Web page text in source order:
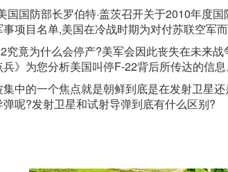
国国防部长罗伯特·盖茨召开关于2010年度
项目名单,美国在冷战时期为对付苏联空军
究竟为什么会停产?美军会因此丧失在未来
兵》为您分析美国叫停F-22背后所传达的信息
集中的一个焦点就是朝鲜到底是在发射卫星
弹呢?发射卫星和试射导弹到底有什么区别?